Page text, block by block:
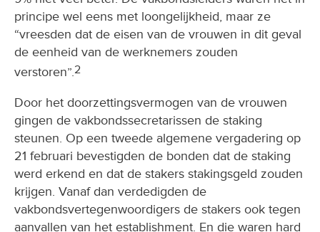
principe wel eens met loongelijkheid, maar ze
“vreesden dat de eisen van de vrouwen in dit geval
de eenheid van de werknemers zouden
verstoren”.2
Door het doorzettingsvermogen van de vrouwen
gingen de vakbondssecretarissen de staking
steunen. Op een tweede algemene vergadering op
21 februari bevestigden de bonden dat de staking
werd erkend en dat de stakers stakingsgeld zouden
krijgen. Vanaf dan verdedigden de
vakbondsvertegenwoordigers de stakers ook tegen
aanvallen van het establishment. En die waren hard